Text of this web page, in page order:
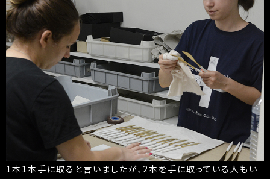
1本1本手に取ると言いましたが、2本を手に取っている人もい